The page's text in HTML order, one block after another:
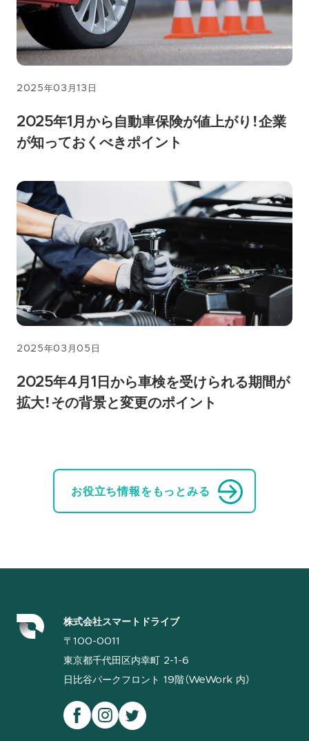
2025年03月13日
2025年1月から自動車保険が値上がり！企業
が知っておくべきポイント
2025年03月05日
2025年4月1日から車検を受けられる期間が
拡大！その背景と変更のポイント
お役立ち情報をもっとみる
株式会社スマートドライブ
〒100-0011
東京都千代田区内幸町 2-1-6
日比谷パークフロント 19階（WeWork 内）